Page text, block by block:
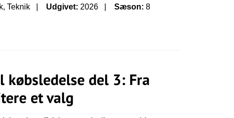
Teknik Udgivet: 2026 Sæson: 8
del 3: Fra
et valg